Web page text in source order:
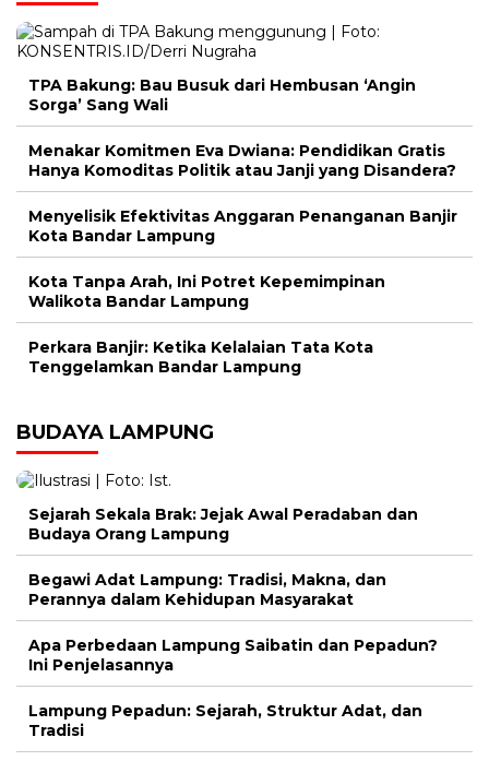
TPA Bakung: Bau Busuk dari Hembusan ‘Angin
Sorga’ Sang Wali
Menakar Komitmen Eva Dwiana: Pendidikan Gratis
Hanya Komoditas Politik atau Janji yang Disandera?
Menyelisik Efektivitas Anggaran Penanganan Banjir
Kota Bandar Lampung
Kota Tanpa Arah, Ini Potret Kepemimpinan
Walikota Bandar Lampung
Perkara Banjir: Ketika Kelalaian Tata Kota
Tenggelamkan Bandar Lampung
BUDAYA LAMPUNG
Sejarah Sekala Brak: Jejak Awal Peradaban dan
Budaya Orang Lampung
Begawi Adat Lampung: Tradisi, Makna, dan
Perannya dalam Kehidupan Masyarakat
Apa Perbedaan Lampung Saibatin dan Pepadun?
Ini Penjelasannya
Lampung Pepadun: Sejarah, Struktur Adat, dan
Tradisi